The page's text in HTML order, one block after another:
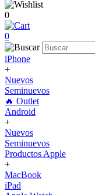
0
0
iPhone
+
Nuevos
Seminuevos
🔥 Outlet
Android
+
Nuevos
Seminuevos
Productos Apple
+
MacBook
iPad